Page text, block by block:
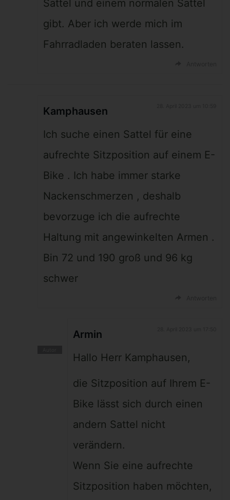
Sattel und einem normalen Sattel
gibt. Aber ich werde mich im
Fahrradladen beraten lassen.
Kamphausen
Ich suche einen Sattel für eine
aufrechte Sitzposition auf einem E-
Bike . Ich habe immer starke
Nackenschmerzen , deshalb
bevorzuge ich die aufrechte
Haltung mit angewinkelten Armen .
Bin 72 und 190 groß und 96 kg
schwer
Armin
Hallo Herr Kamphausen,
die Sitzposition auf Ihrem E-
Bike lässt sich durch einen
andern Sattel nicht
verändern.
Wenn Sie eine aufrechte
Sitzposition haben möchten,